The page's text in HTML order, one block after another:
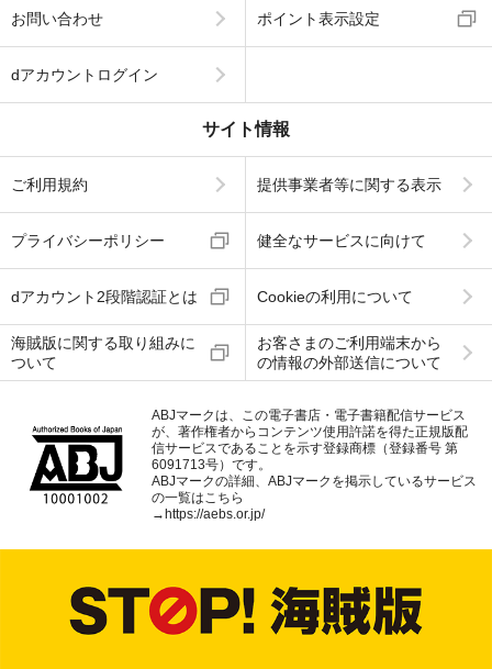
お問い合わせ ポイント表示設定
dアカウントログイン
サイト情報
ご利用規約 提供事業者等に関する表示
プライバシーポリシー 健全なサービスに向けて
dアカウント2段階認証とは Cookieの利用について
海賊版に関する取り組みに
ついて
お客さまのご利用端末から
の情報の外部送信について
ABJマークは、この電子書店・電子書籍配信サービス
が、著作権者からコンテンツ使用許諾を得た正規版配
信サービスであることを示す登録商標（登録番号 第
6091713号）です。
ABJマークの詳細、ABJマークを掲示しているサービス
の一覧はこちら
→ https://aebs.or.jp/